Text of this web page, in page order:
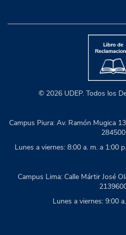
© 2026 UDEP. Todos los
Campus Piura: Av. Ramón Mugica
284500
Lunes a viernes: 8:00 a. m. a 1:00
Campus Lima: Calle Mártir José
Lunes a viernes: 9:00